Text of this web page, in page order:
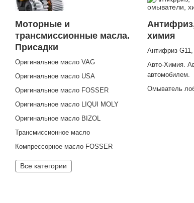
Моторные и
трансмиссионные масла.
Присадки
Оригинальное масло VAG
Оригинальное масло USA
Оригинальное масло FOSSER
Оригинальное масло LIQUI MOLY
Оригинальное масло BIZOL
Трансмиссионное масло
Компрессорное масло FOSSER
Все категории
химия
Антифриз
Авто-Химия.
автомобилем.
Омыватель